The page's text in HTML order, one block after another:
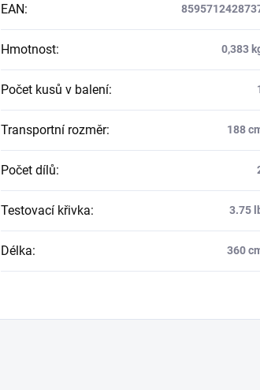
EAN:
Hmotnost: 0,383
Počet kusů v balení:
Transportní rozměr: 188
Počet dílů:
Testovací křivka: 3.75
Délka: 360